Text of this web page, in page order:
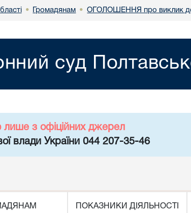
• Громадянам • ОГОЛОШЕННЯ про виклик
суд
з офіційних джерел
влади України 044 207-35-46
ПОКАЗНИКИ ДІЯЛЬНОСТІ